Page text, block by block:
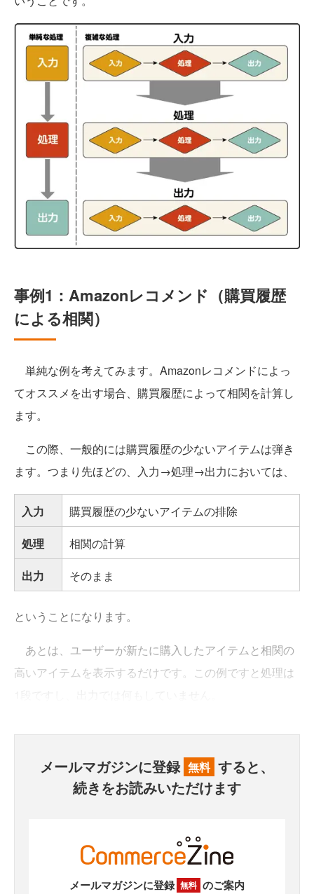
事例1：Amazonレコメンド（購買履歴
による相関）
単純な例を考えてみます。Amazonレコメンドによっ
てオススメを出す場合、購買履歴によって相関を計算し
ます。
この際、一般的には購買履歴の少ないアイテムは弾き
ます。つまり先ほどの、入力→処理→出力においては、
入力
購買履歴の少ないアイテムの排除
処理
相関の計算
出力
そのまま
ということになります。
あとは、ユーザーが新たに購入したアイテムと相関の
高いアイテムを表示するだけです。この例ですと処理は
メールマガジンに登録 無料 すると、
続きをお読みいただけます
メールマガジンに登録 無料 のご案内